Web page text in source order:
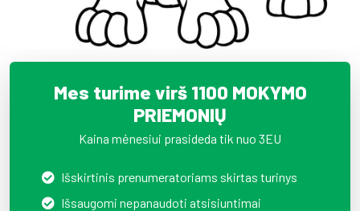
Mes turime virš 1100 MOKYMO
PRIEMONIŲ
Kaina mėnesiui prasideda tik nuo 3EU
Išskirtinis prenumeratoriams skirtas turinys
Išsaugomi nepanaudoti atsisiuntimai